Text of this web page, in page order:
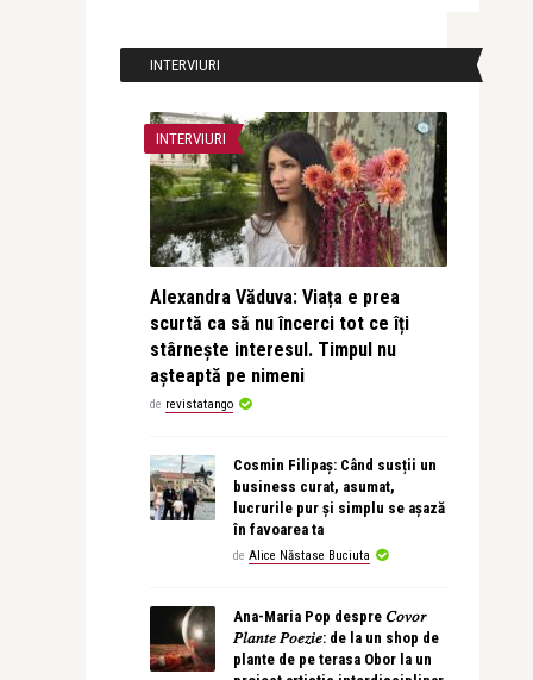
INTERVIURI
INTERVIURI
Alexandra Văduva: Viața e prea
scurtă ca să nu încerci tot ce îți
stârnește interesul. Timpul nu
așteaptă pe nimeni
de revistatango
Cosmin Filipaș: Când susții un
business curat, asumat,
lucrurile pur și simplu se așază
în favoarea ta
de Alice Năstase Buciuta
Ana-Maria Pop despre 𝐶𝑜𝑣𝑜𝑟
𝑃𝑙𝑎𝑛𝑡𝑒 𝑃𝑜𝑒𝑧𝑖𝑒: de la un shop de
plante de pe terasa Obor la un